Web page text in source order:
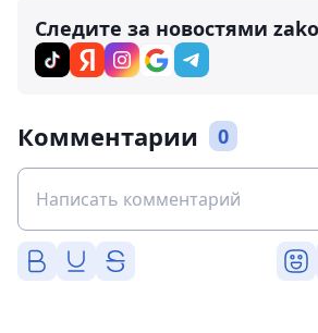
Следите за новостями
Комментарии 0